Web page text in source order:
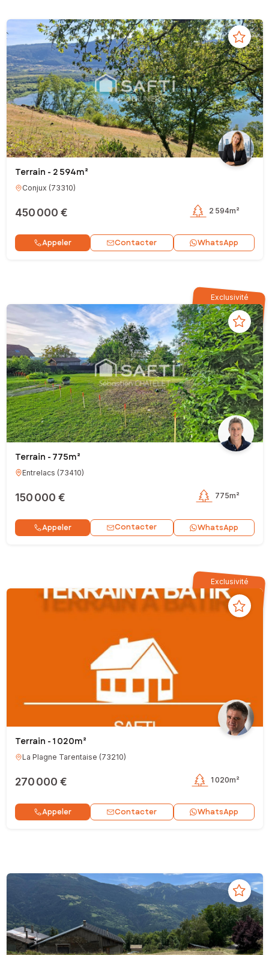
Terrain - 2 594m²
Conjux (73310)
450 000 € 2 594m²
Appeler Contacter WhatsApp
Exclusivité
Terrain - 775m²
Entrelacs (73410)
150 000 € 775m²
Appeler Contacter WhatsApp
Exclusivité
Terrain - 1 020m²
La Plagne Tarentaise (73210)
270 000 € 1 020m²
Appeler Contacter WhatsApp